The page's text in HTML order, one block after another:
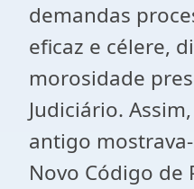
demandas
eficaz e célere,
morosidade
Judiciário.
antigo
Novo Código de